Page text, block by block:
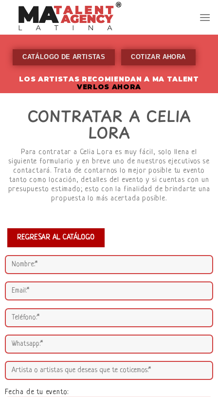
content
CATÁLOGO DE ARTISTAS COTIZAR AHORA
LOS ARTISTAS RECOMIENDAN A MA TALENT
VERLOS AHORA
CONTRATAR A CELIA
LORA
Para contratar a Celia Lora es muy fácil, solo llena el
siguiente formulario y en breve uno de nuestros ejecutivos se
contactará. Trata de contarnos lo mejor posible tu evento
tanto como locación, detalles del evento y si cuentas con un
presupuesto estimado; esto con la finalidad de brindarte una
propuesta lo más acertada posible.
REGRESAR AL CATÁLOGO
Fecha de tu evento: